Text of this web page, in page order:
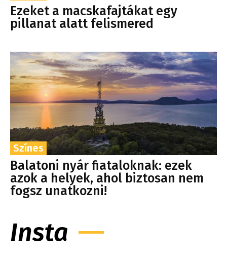
Ezeket a macskafajtákat egy
pillanat alatt felismered
Színes
Balatoni nyár fiataloknak: ezek
azok a helyek, ahol biztosan nem
fogsz unatkozni!
Insta